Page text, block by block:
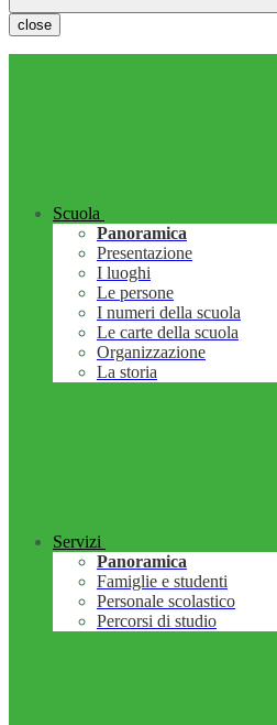
close
Scuola
Panoramica
Presentazione
I luoghi
Le persone
I numeri della scuola
Le carte della scuola
Organizzazione
La storia
Servizi
Panoramica
Famiglie e studenti
Personale scolastico
Percorsi di studio